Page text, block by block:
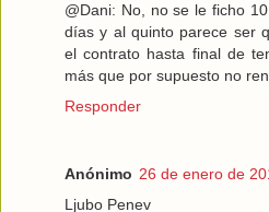
@Dani: No, no se le ficho
días y al quinto parece ser
el contrato hasta final de
más que por supuesto no
Responder
Anónimo 26 de enero de
Ljubo Penev